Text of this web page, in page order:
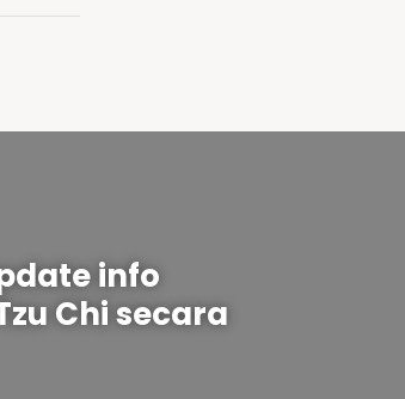
info
Chi secara